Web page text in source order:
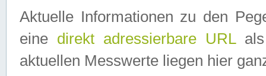
Aktuelle Informationen zu den
eine direkt adressierbare URLals
aktuellen Messwerte liegen hier